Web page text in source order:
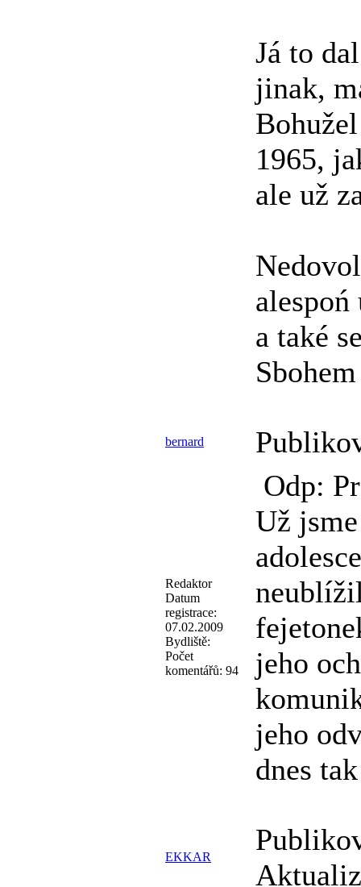
Já to
jinak,
1965,
ale už
a také
bernard
Redaktor
Datum
registrace:
07.02.2009
Bydliště:
Počet
komentářů: 94
Odp:
Už
jeho
jeho
dnes
EKKAR